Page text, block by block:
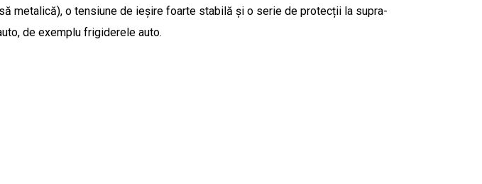
metalică), o tensiune de ieșire foarte stabilă și o serie de protecții la supra-
de exemplu frigiderele auto.